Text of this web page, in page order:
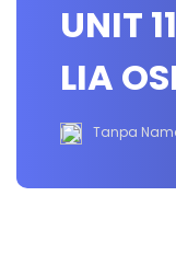
UNIT
LIA
Tanpa